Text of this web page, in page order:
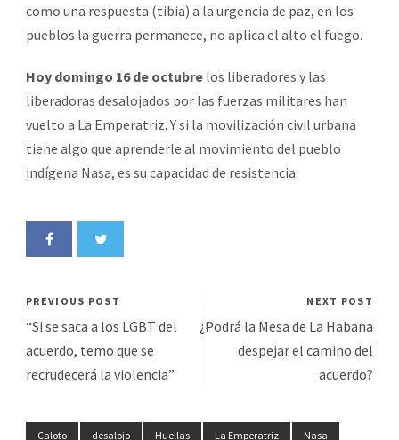
como una respuesta (tibia) a la urgencia de paz, en los
pueblos la guerra permanece, no aplica el alto el fuego.
Hoy domingo 16 de octubre los liberadores y las
liberadoras desalojados por las fuerzas militares han
vuelto a La Emperatriz. Y si la movilización civil urbana
tiene algo que aprenderle al movimiento del pueblo
indígena Nasa, es su capacidad de resistencia.
PREVIOUS POST
“Si se saca a los LGBT del
acuerdo, temo que se
recrudecerá la violencia”
NEXT POST
¿Podrá la Mesa de La Habana
despejar el camino del
acuerdo?
Caloto desalojo Huellas La Emperatriz
Nasa